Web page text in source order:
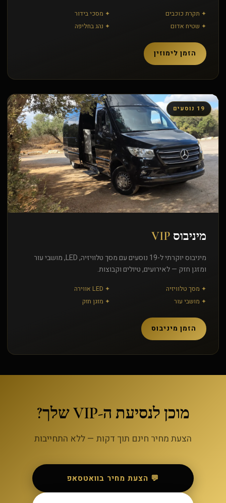
✦ תקרת כוכבים
✦ מסכי בידור
✦ שטיח אדום
✦ נהג בחליפה
הזמן לימוזין
19 נוסעים
מיניבוס VIP
מיניבוס יוקרתי ל-19 נוסעים עם מסך טלוויזיה, LED, מושבי עור
ומזגן חזק — לאירועים, טיולים וקבוצות.
✦ מסך טלוויזיה
✦ LED אווירה
✦ מושבי עור
✦ מזגן חזק
הזמן מיניבוס
מוכן לנסיעת ה-VIP שלך?
הצעת מחיר חינם תוך דקות — ללא התחייבות
💬 הצעת מחיר בוואטסאפ